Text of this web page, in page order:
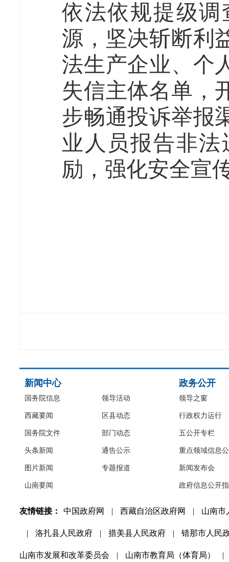
依法依规提级
源，坚决斩断利
法生产企业、个
失信主体名单，
步畅通投诉举报
业人员报告非
励，强化安全宣
新闻中心
国务院信息
西藏要闻
国务院文件
头条新闻
图片新闻
山南要闻
领导活动
区县动态
部门动态
通告公示
专题报道
政务公开
领导之窗
行政权力运行
五公开专栏
重点领域信息
新闻发布会
政府信息公开
友情链接： 中国政府网 | 西藏自治区政府网 | 山南市
| 洛扎县人民政府 | 措美县人民政府 | 错那市人民
山南市发展和改革委员会 | 山南市教育局（体育局） |